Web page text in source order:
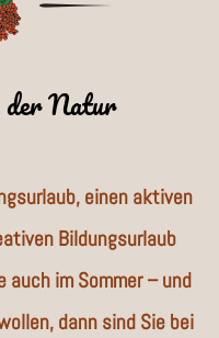
Natur
einen aktiven
Bildungsurlaub
im Sommer – und
dann sind Sie bei